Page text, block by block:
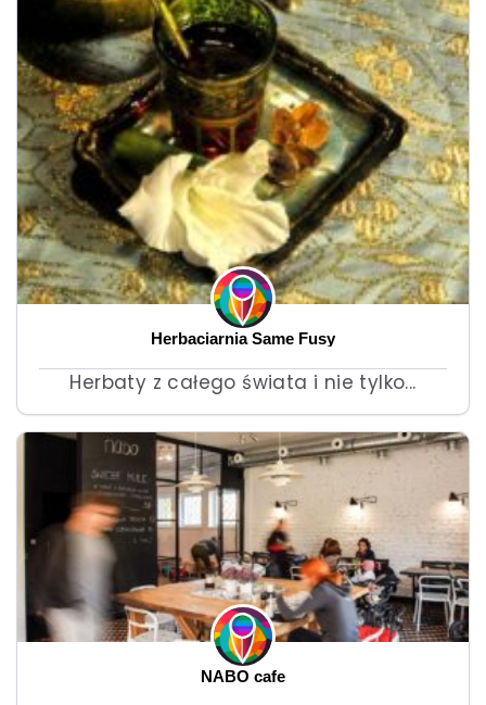
Herbaciarnia Same Fusy
Herbaty z całego świata i nie tylko...
NABO cafe